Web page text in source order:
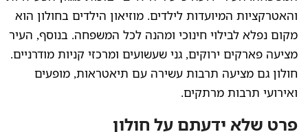
והאטרקציות המיועדות לילדים. מוזיאון הילדים בחולון הוא
מקום נפלא לבילוי חינוכי ומהנה לכל המשפחה. בנוסף, העיר
מציעה פארקים ירוקים, גני שעשועים ומרכזי קניות מודרניים.
חולון גם מציעה תרבות עשירה עם תיאטראות, מופעים
ואירועי תרבות מרתקים.
פרט שלא ידעתם על חולון